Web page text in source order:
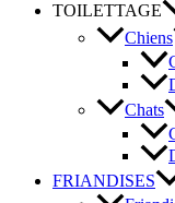
TOILETTAGE
Chiens
Chats
FRIANDISES